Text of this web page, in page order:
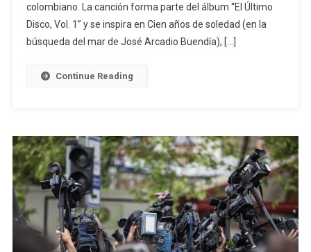
colombiano. La canción forma parte del álbum “El Último
Disco, Vol. 1” y se inspira en Cien años de soledad (en la
búsqueda del mar de José Arcadio Buendía), […]
Continue Reading